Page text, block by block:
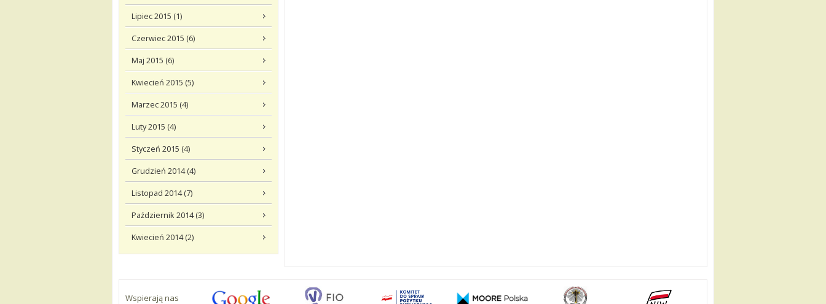
Lipiec 2015 (1)
Czerwiec 2015 (6)
Maj 2015 (6)
Kwiecień 2015 (5)
Marzec 2015 (4)
Luty 2015 (4)
Styczeń 2015 (4)
Grudzień 2014 (4)
Listopad 2014 (7)
Październik 2014 (3)
Kwiecień 2014 (2)
Wspierają nas